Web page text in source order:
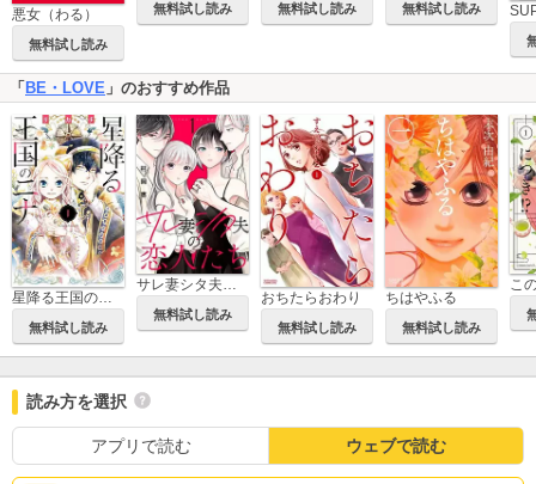
悪女（わる）
無料試し読み
無料試し読み 無料試し読み 無料試し読み
「BE・LOVE 」のおすすめ作品
星降る王国のニナ
無料試し読み
サレ妻シタ夫の恋人たち
無料試し読み
おちたらおわり
無料試し読み
ちはやふる
無料試し読み
読み方を選択
アプリで読む ウェブで読む